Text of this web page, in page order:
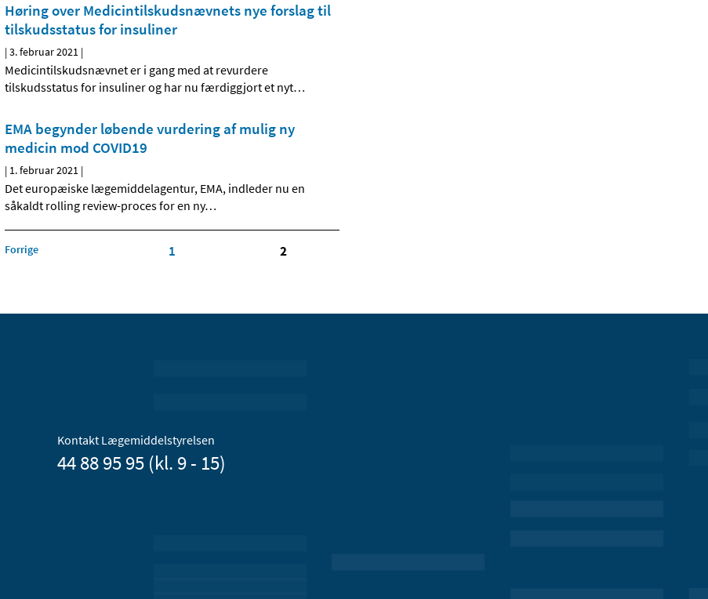
Høring over Medicintilskudsnævnets nye forslag til
tilskudsstatus for insuliner
|3. februar 2021 |
Medicintilskudsnævnet er i gang med at revurdere
tilskudsstatus for insuliner og har nu færdiggjort et nyt…
EMA begynder løbende vurdering af mulig ny
medicin mod COVID19
| 1. februar 2021 |
Det europæiske lægemiddelagentur, EMA, indleder nu en
såkaldt rolling review-proces for en ny…
Forrige 1 2
Kontakt Lægemiddelstyrelsen
44 88 95 95 (kl. 9 - 15)